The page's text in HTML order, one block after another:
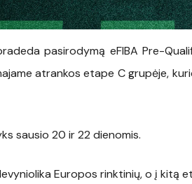
pasirodymą eFIBA Pre-
atrankos etape C grupėje,
sausio 20 ir 22 dienomis.
Europos rinktinių, o į kitą